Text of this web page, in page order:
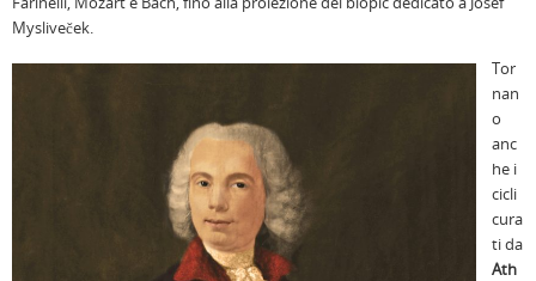
Mysliveček.
Tor
nan
o
anc
he i
cicli
cura
ti da
Ath